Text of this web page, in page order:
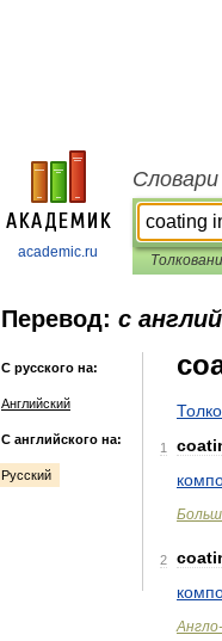
academic.ru
Перевод: с
С русского на:
Английский
С английского на:
Русский
1
2
Англо-